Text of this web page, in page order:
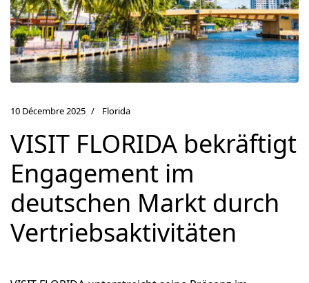
10 Décembre 2025 Florida
VISIT FLORIDA bekräftigt
Engagement im
deutschen Markt durch
Vertriebsaktivitäten